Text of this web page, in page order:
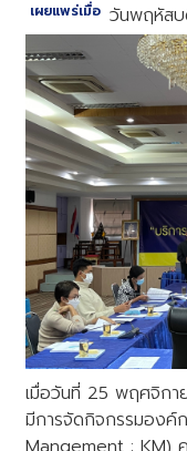
เผยแพร่เมื่อ วันพฤหัส
เมื่อวันที่ 25 พฤศจิก
มีการจัดกิจกรรมองค์